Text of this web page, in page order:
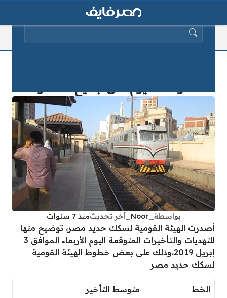
بواسطة _Noor_ آخر تحديثمنذ 7 سنوات
أصدرت الهيئة القومية لسكك حديد مصر، توضيح منها
للتهديات والتأخيرات المتوقعة اليوم الأربعاء الموافق 3
إبريل 2019،وذلك على بعض خطوط الهيئة القومية
لسكك حديد مصر
الخط متوسط التأخير
البحث عن: